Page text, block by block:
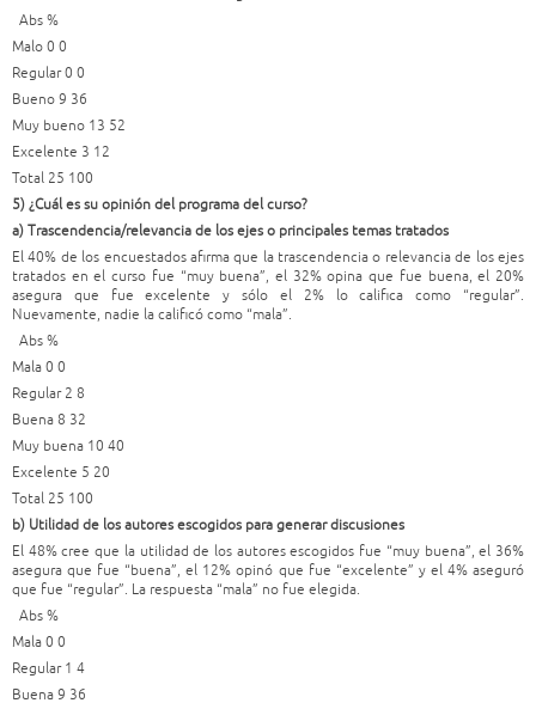
Abs %
Malo 0 0
Regular 0 0
Bueno 9 36
Muy bueno 13 52
Excelente 3 12
Total 25 100
5) ¿Cuál es su opinión del programa del curso?
a) Trascendencia/relevancia de los ejes o principales temas tratados
El 40% de los encuestados afirma que la trascendencia o relevancia de los ejes
tratados en el curso fue “muy buena”, el 32% opina que fue buena, el 20%
asegura que fue excelente y sólo el 2% lo califica como “regular”.
Nuevamente, nadie la calificó como “mala”.
Abs %
Mala 0 0
Regular 2 8
Buena 8 32
Muy buena 10 40
Excelente 5 20
Total 25 100
b) Utilidad de los autores escogidos para generar discusiones
El 48% cree que la utilidad de los autores escogidos fue “muy buena”, el 36%
asegura que fue “buena”, el 12% opinó que fue “excelente” y el 4% aseguró
que fue “regular”. La respuesta “mala” no fue elegida.
Abs %
Mala 0 0
Regular 1 4
Buena 9 36